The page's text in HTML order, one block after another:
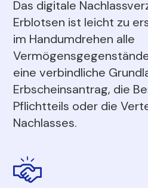
Das digitale
Erblotsen ist leicht zu
im Handumdrehen alle
eine verbindliche
Erbscheinsantrag, die
Pflichtteils oder die
Nachlasses.